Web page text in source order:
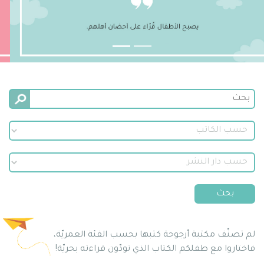
لم تصنّف مكتبة أرجوحة كتبها بحسب الفئة العمريّة،
فاختاروا مع طفلكم الكتاب الذي تودّون قراءته بحريّة!